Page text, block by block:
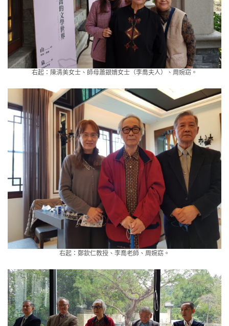
右起：陳清美女士、師母蕭銀嬌女士（李喬夫人）、周婉窈。
右起：鄭欽仁教授、李喬老師、周婉窈。